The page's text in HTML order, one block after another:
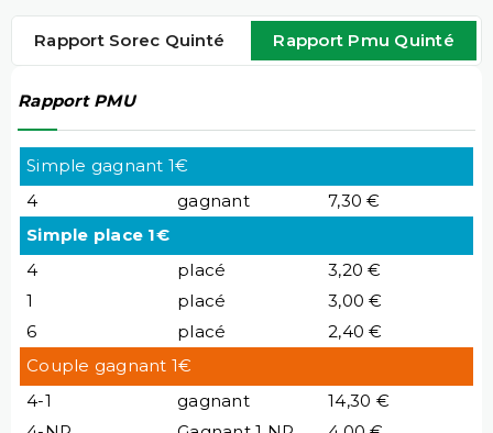
Rapport Sorec Quinté Rapport Pmu Quinté
Rapport PMU
Simple gagnant 1€
4
gagnant
7,30 €
Simple place 1€
4
placé
3,20 €
1
placé
3,00 €
6
placé
2,40 €
Couple gagnant 1€
4-1
gagnant
14,30 €